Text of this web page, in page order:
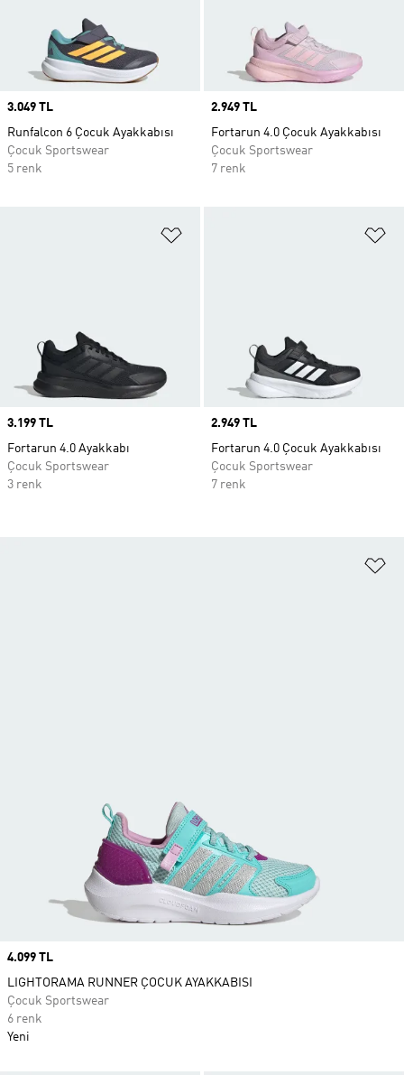
Price
3.049 TL
Runfalcon 6 Çocuk Ayakkabısı
Çocuk Sportswear
5 renk
Price
2.949 TL
Fortarun 4.0 Çocuk Ayakkabısı
Çocuk Sportswear
7 renk
Price
3.199 TL
Fortarun 4.0 Ayakkabı
Çocuk Sportswear
3 renk
Price
2.949 TL
Fortarun 4.0 Çocuk Ayakkabısı
Çocuk Sportswear
7 renk
Price
4.099 TL
LIGHTORAMA RUNNER ÇOCUK AYAKKABISI
Çocuk Sportswear
6 renk
Yeni